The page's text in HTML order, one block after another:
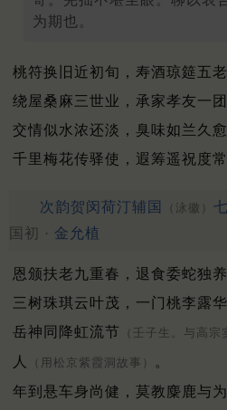
为期也。
桃符换旧近初旬，寿酒琼筵五老
绕屋桑麻三世业，承家孝友一团
交情似水浓还淡，臭味如兰久愈
千里梅花传驿使，遐筹遥祝度常
次韵贺闵荷汀辅国 （泳徽）
国初 · 金允植
恩颁扶老九重春，退食委蛇独养
三树珠琪云叶茂，一门桃李露华
岳神同降虹流节
（壬子生。与高宗
人
（用松京紫霞洞故事）
。
年到悬车身尚健，莫教麋鹿与为